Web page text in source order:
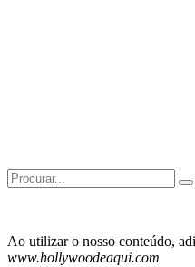
Search
for:
Ao utilizar o nosso conteúdo,
www.hollywoodeaqui.com